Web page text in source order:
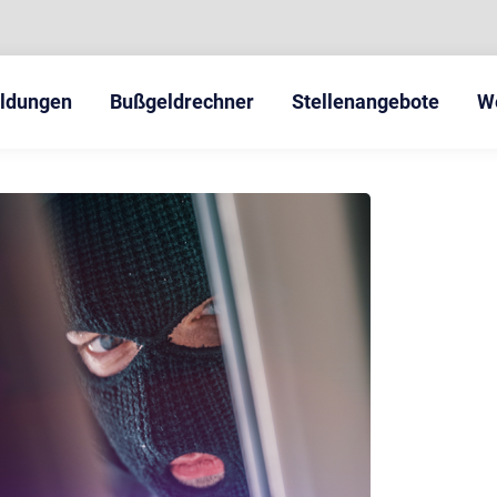
Bußgeldrechner Stellenangebote